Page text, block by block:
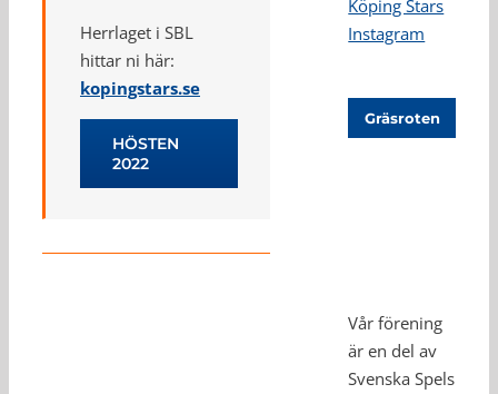
Herrlaget i SBL
hittar ni här:
kopingstars.se
HÖSTEN
2022
Köping Stars
Instagram
Gräsroten
Vår förening
är en del av
Svenska Spels